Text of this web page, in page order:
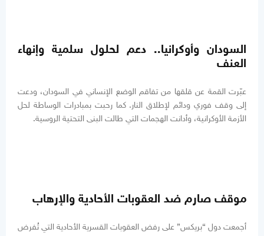
السودان وأوكرانيا.. دعم لحلول سلمية وإنهاء
العنف
عبّرت القمة عن قلقها من تفاقم الوضع الإنساني في السودان، ودعت
إلى وقف فوري ودائم لإطلاق النار. كما رحبت بمبادرات الوساطة لحل
الأزمة الأوكرانية، وأدانت الهجمات التي طالت البنى التحتية الروسية.
موقف صارم ضد العقوبات الأحادية والإرهاب
أجمعت دول “بريكس” على رفض العقوبات القسرية الأحادية التي تُفرض